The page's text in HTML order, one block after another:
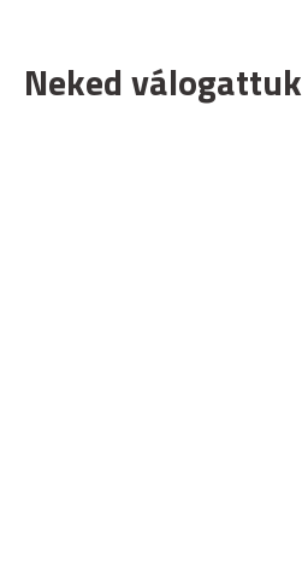
Neked válogattuk